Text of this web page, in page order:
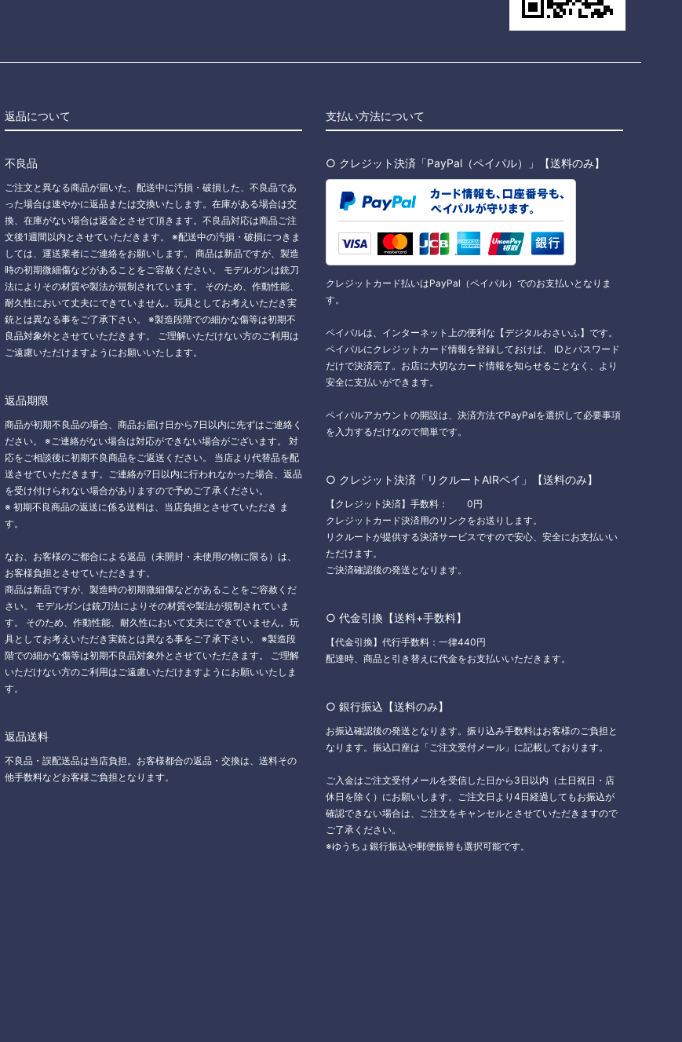
返品について
不良品
ご注文と異なる商品が届いた、配送中に汚損・破損した、不良品であ
った場合は速やかに返品または交換いたします。在庫がある場合は交
換、在庫がない場合は返金とさせて頂きます。不良品対応は商品ご注
文後1週間以内とさせていただきます。 ※配送中の汚損・破損につきま
しては、運送業者にご連絡をお願いします。 商品は新品ですが、製造
時の初期微細傷などがあることをご容赦ください。 モデルガンは銃刀
法によりその材質や製法が規制されています。 そのため、作動性能、
耐久性において丈夫にできていません。玩具としてお考えいただき実
銃とは異なる事をご了承下さい。 ※製造段階での細かな傷等は初期不
良品対象外とさせていただきます。 ご理解いただけない方のご利用は
ご遠慮いただけますようにお願いいたします。
返品期限
商品が初期不良品の場合、商品お届け日から7日以内に先ずはご連絡く
ださい。 ※ご連絡がない場合は対応ができない場合がございます。 対
応をご相談後に初期不良商品をご返送ください。 当店より代替品を配
送させていただきます。ご連絡が7日以内に行われなかった場合、返品
を受け付けられない場合がありますので予めご了承ください。
※ 初期不良商品の返送に係る送料は、当店負担とさせていただき ま
す。
なお、お客様のご都合による返品（未開封・未使用の物に限る）は、
お客様負担とさせていただきます。
商品は新品ですが、製造時の初期微細傷などがあることをご容赦くだ
さい。 モデルガンは銃刀法によりその材質や製法が規制されていま
す。 そのため、作動性能、耐久性において丈夫にできていません。玩
具としてお考えいただき実銃とは異なる事をご了承下さい。 ※製造段
階での細かな傷等は初期不良品対象外とさせていただきます。 ご理解
いただけない方のご利用はご遠慮いただけますようにお願いいたしま
す。
返品送料
不良品・誤配送品は当店負担。お客様都合の返品・交換は、送料その
他手数料などお客様ご負担となります。
支払い方法について
○ クレジット決済「PayPal（ペイパル）」【送料のみ】
クレジットカード払いはPayPal（ペイパル）でのお支払いとなりま
す。
ペイパルは、インターネット上の便利な【デジタルおさいふ】です。
ペイパルにクレジットカード情報を登録しておけば、 IDとパスワード
だけで決済完了。お店に大切なカード情報を知らせることなく、より
安全に支払いができます。
ペイパルアカウントの開設は、決済方法でPayPalを選択して必要事項
を入力するだけなので簡単です。
○ クレジット決済「リクルートAIRペイ」【送料のみ】
【クレジット決済】手数料： 0円
クレジットカード決済用のリンクをお送りします。
リクルートが提供する決済サービスですので安心、安全にお支払いい
ただけます。
ご決済確認後の発送となります。
○ 代金引換【送料+手数料】
【代金引換】代行手数料：一律440円
配達時、商品と引き替えに代金をお支払いいただきます。
○ 銀行振込【送料のみ】
お振込確認後の発送となります。振り込み手数料はお客様のご負担と
なります。振込口座は「ご注文受付メール」に記載しております。
ご入金はご注文受付メールを受信した日から3日以内（土日祝日・店
休日を除く）にお願いします。ご注文日より4日経過してもお振込が
確認できない場合は、ご注文をキャンセルとさせていただきますので
ご了承ください。
※ゆうちょ銀行振込や郵便振替も選択可能です。